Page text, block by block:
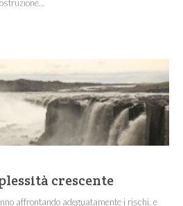
crescente
affrontando adeguatamente i rischi, e